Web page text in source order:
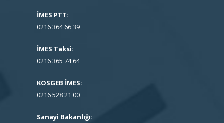
İMES PTT:
0216 364 66 39
İMES Taksi:
0216 365 74 64
KOSGEB İMES:
0216 528 21 00
Sanayi Bakanlığı: